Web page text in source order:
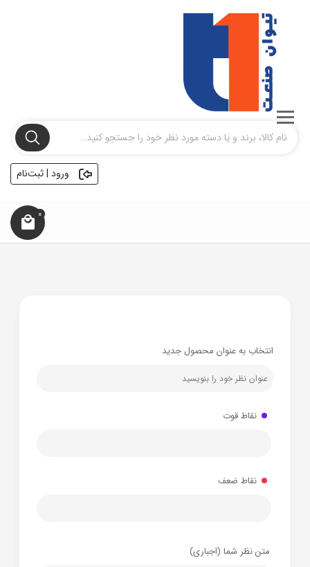
ورود | ثبت‌نام
0
انتخاب به عنوان محصول جدید
نقاط قوت
نقاط ضعف
متن نظر شما (اجباری)